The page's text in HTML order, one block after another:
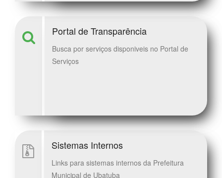
Portal de Transparência
Busca por serviços disponiveis no Portal de
Serviços
Sistemas Internos
Links para sistemas internos da Prefeitura
Municipal de Ubatuba